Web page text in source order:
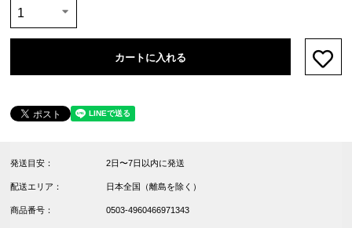
カートに入れる
発送目安： 2日〜7日以内に発送
配送エリア： 日本全国（離島を除く）
商品番号： 0503-4960466971343